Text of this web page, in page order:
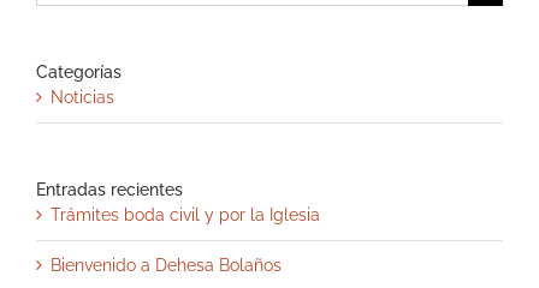
Categorías
Noticias
Entradas recientes
Trámites boda civil y por la Iglesia
Bienvenido a Dehesa Bolaños